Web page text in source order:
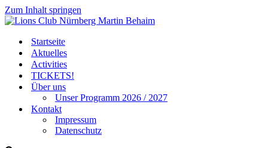
Zum Inhalt springen
Startseite
Aktuelles
Activities
TICKETS!
Über uns
Unser Programm 2026 / 2027
Kontakt
Impressum
Datenschutz